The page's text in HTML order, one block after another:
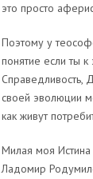
это просто
Поэтому у
понятие если ты
Справедливость,
своей эволюции
как живут
Милая моя Истина
Ладомир